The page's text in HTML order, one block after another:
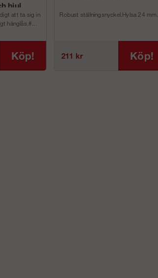
hjul
att ta sig in
hänglås.#...
Köp!
Robust ställningsnyckel.Hylsa 24 mm.
211 kr Köp!